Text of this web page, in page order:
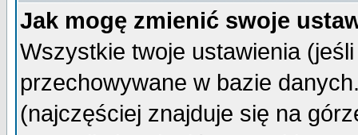
Jak mogę zmienić swoje
Wszystkie twoje ustawienia
przechowywane w bazie
(najczęściej znajduje się na